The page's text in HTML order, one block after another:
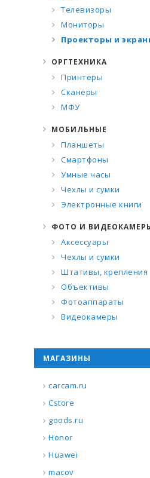
Телевизоры
Мониторы
Проекторы и
ОРГТЕХНИКА
Принтеры
Сканеры
МФУ
МОБИЛЬНЫЕ
Планшеты
Смартфоны
Умные часы
Чехлы и сумки
Электронные книги
ФОТО И
Аксессуары
Чехлы и сумки
Штативы, крепления
Объективы
Фотоаппараты
Видеокамеры
МАГАЗИНЫ
carcam.ru
Cstore
goods.ru
Honor
Huawei
macov